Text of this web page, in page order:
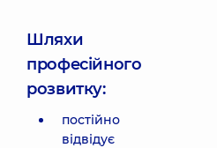
Шляхи
професійного
розвитку:
постійно
відвідує